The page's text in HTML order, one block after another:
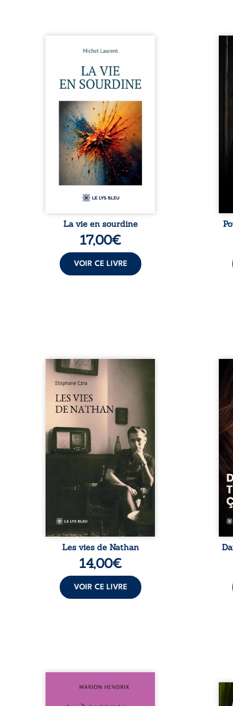
Nina et Pierre se sont
presque par hasard, et se sont
aimés simplement, persuadés
que la présence de l’autre
suffirait. Ils mènent une
existence modeste, rythmée
par le travail, la fatigue et les
silences. La mort de la mère de
Nina, chez qui ils vivent,
fragilise un équilibre déjà
précaire. Puis vient la
naissance de leur enfant, et le
basculement. ...
La vie en sourdine
17,00€
VOIR CE LIVRE
la
ont
la
Les vies de Nathan est un
recueil de poésie né en trois
la première fois, Stéphane Ezra,
médium, a pu communiquer
avec son père, disparu depuis
plus de vingt ans et qu’il n’a
jamais connu. De ce dialogue
par-delà la mort naissent des
poèmes qui retracent une vie
marquée par la Seconde
Guerre mondiale, une identité
juive brisée, la guerre ...
Les vies de Nathan
14,00€
VOIR CE LIVRE
À
ce
Nous sommes en 1979, soit 15
Au